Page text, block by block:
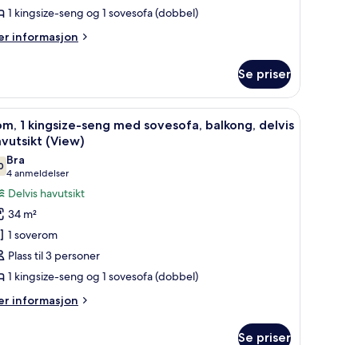
1 kingsize-seng og 1 sovesofa (dobbel)
informasjon
Se priser
| LCD-TV Sengetøy av topp kvalitet, dundyner og
7
1 kingsize-seng med sovesofa, balkong, delvis
(View)
av 10
Bra
4 anmeldelser
(4
anmeldelser)
Delvis havutsikt
34 m²
1 soverom
Plass til 3 personer
1 kingsize-seng og 1 sovesofa (dobbel)
informasjon
Se priser